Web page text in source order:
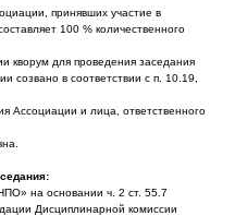
принявших участие в
100 % количественного
кворум для проведения заседания
созвано в соответствии с п. 10.19,
Ассоциации и лица, ответственного
на основании ч. 2 ст. 55.7
Дисциплинарной комиссии